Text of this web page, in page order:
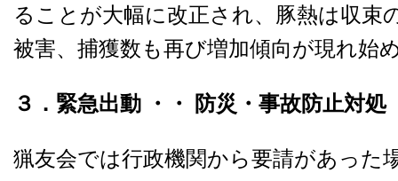
ることが大幅に改正され、豚熱は収束
被害、捕獲数も再び増加傾向が現れ始
３．緊急出動 ・・ 防災・事故防止対処
猟友会では行政機関から要請があった